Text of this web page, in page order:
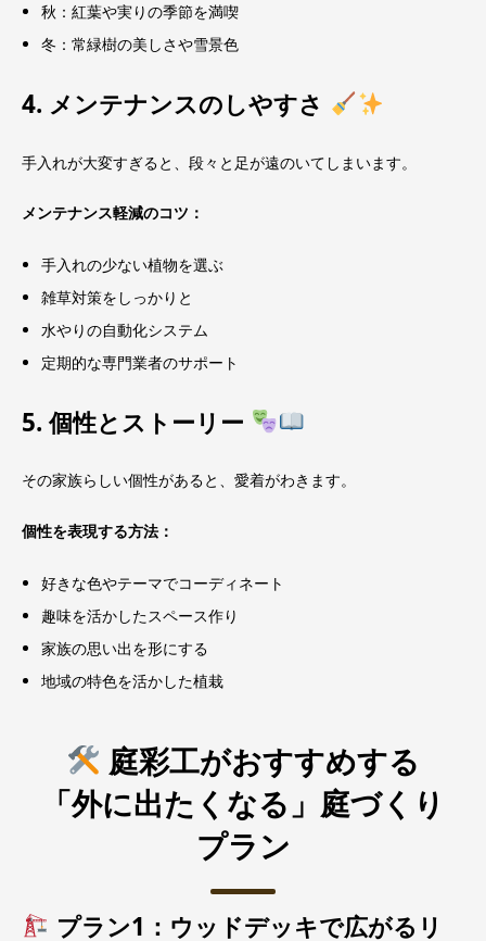
秋：紅葉や実りの季節を満喫
冬：常緑樹の美しさや雪景色
4. メンテナンスのしやすさ
手入れが大変すぎると、段々と足が遠のいてしまいます。
メンテナンス軽減のコツ：
手入れの少ない植物を選ぶ
雑草対策をしっかりと
水やりの自動化システム
定期的な専門業者のサポート
5. 個性とストーリー
その家族らしい個性があると、愛着がわきます。
個性を表現する方法：
好きな色やテーマでコーディネート
趣味を活かしたスペース作り
家族の思い出を形にする
地域の特色を活かした植栽
庭彩工がおすすめする
「外に出たくなる」庭づくり
プラン
プラン1：ウッドデッキで広がるリ